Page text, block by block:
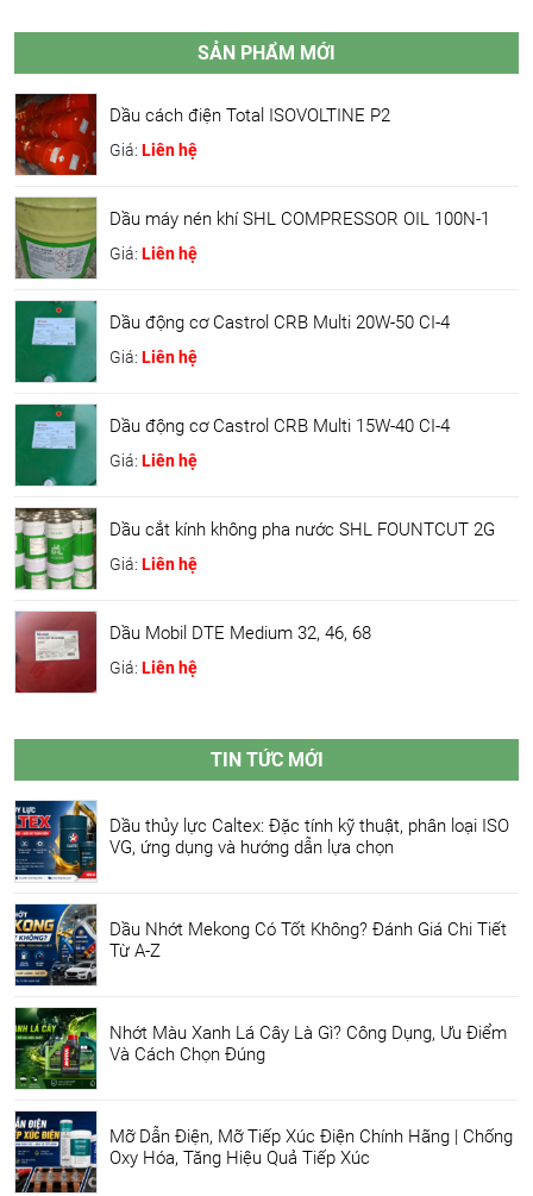
SẢN PHẨM MỚI
Dầu cách điện Total ISOVOLTINE P2
Giá: Liên hệ
Dầu máy nén khí SHL COMPRESSOR OIL 100N-1
Giá: Liên hệ
Dầu động cơ Castrol CRB Multi 20W-50 CI-4
Giá: Liên hệ
Dầu động cơ Castrol CRB Multi 15W-40 CI-4
Giá: Liên hệ
Dầu cắt kính không pha nước SHL FOUNTCUT 2G
Giá: Liên hệ
Dầu Mobil DTE Medium 32, 46, 68
Giá: Liên hệ
TIN TỨC MỚI
Dầu thủy lực Caltex: Đặc tính kỹ thuật, phân loại ISO
VG, ứng dụng và hướng dẫn lựa chọn
Dầu Nhớt Mekong Có Tốt Không? Đánh Giá Chi Tiết
Từ A-Z
Nhớt Màu Xanh Lá Cây Là Gì? Công Dụng, Ưu Điểm
Và Cách Chọn Đúng
Mỡ Dẫn Điện, Mỡ Tiếp Xúc Điện Chính Hãng | Chống
Oxy Hóa, Tăng Hiệu Quả Tiếp Xúc